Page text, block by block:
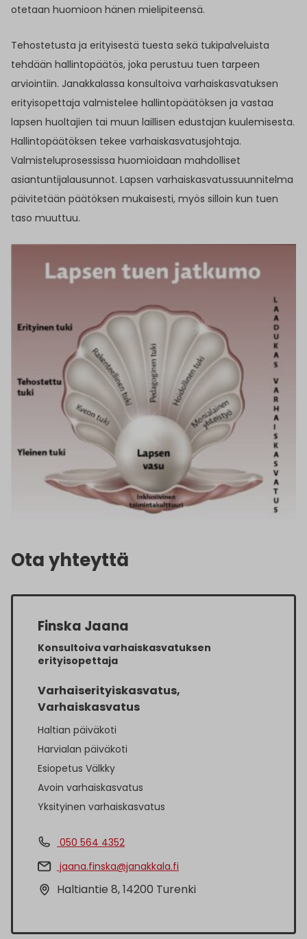
otetaan huomioon hänen mielipiteensä.
Tehostetusta ja erityisestä tuesta sekä tukipalveluista
tehdään hallintopäätös, joka perustuu tuen tarpeen
arviointiin. Janakkalassa konsultoiva varhaiskasvatuksen
erityisopettaja valmistelee hallintopäätöksen ja vastaa
lapsen huoltajien tai muun laillisen edustajan kuulemisesta.
Hallintopäätöksen tekee varhaiskasvatusjohtaja.
Valmisteluprosessissa huomioidaan mahdolliset
asiantuntijalausunnot. Lapsen varhaiskasvatussuunnitelma
päivitetään päätöksen mukaisesti, myös silloin kun tuen
taso muuttuu.
Ota yhteyttä
Finska Jaana
Konsultoiva varhaiskasvatuksen
erityisopettaja
Varhaiserityiskasvatus,
Varhaiskasvatus
Haltian päiväkoti
Harvialan päiväkoti
Esiopetus Välkky
Avoin varhaiskasvatus
Yksityinen varhaiskasvatus
050 564 4352
jaana.finska@janakkala.fi
Haltiantie 8, 14200 Turenki